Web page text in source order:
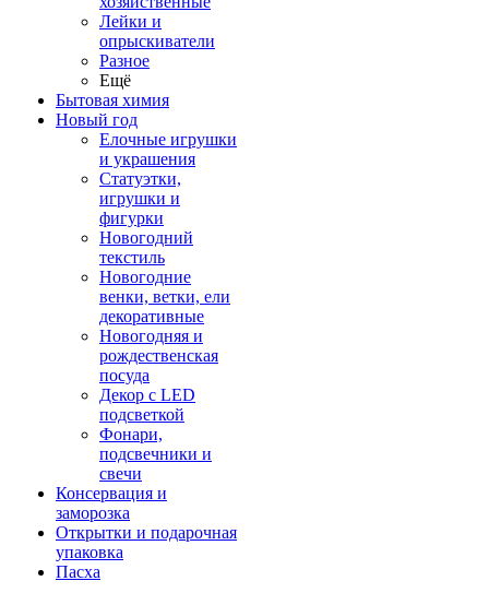
Лейки и
опрыскиватели
Разное
Ещё
Бытовая химия
Новый год
Елочные игрушки
и украшения
Статуэтки,
игрушки и
фигурки
Новогодний
текстиль
Новогодние
венки, ветки, ели
декоративные
Новогодняя и
рождественская
посуда
Декор с LED
подсветкой
Фонари,
подсвечники и
свечи
Консервация и
заморозка
Открытки и подарочная
упаковка
Пасха